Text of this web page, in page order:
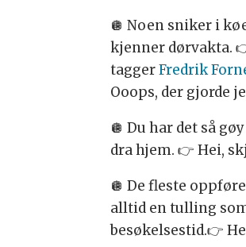
🪩 Noen sniker i
kjenner dørvakta.
taggerFredrik
Ooops, der gjorde
🪩 Du har det så
dra hjem. 👉 Hei,
🪩 De fleste
alltid en tulling
besøkelsestid.👉